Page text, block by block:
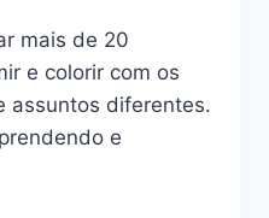
mais de 20
e colorir com os
assuntos diferentes.
e